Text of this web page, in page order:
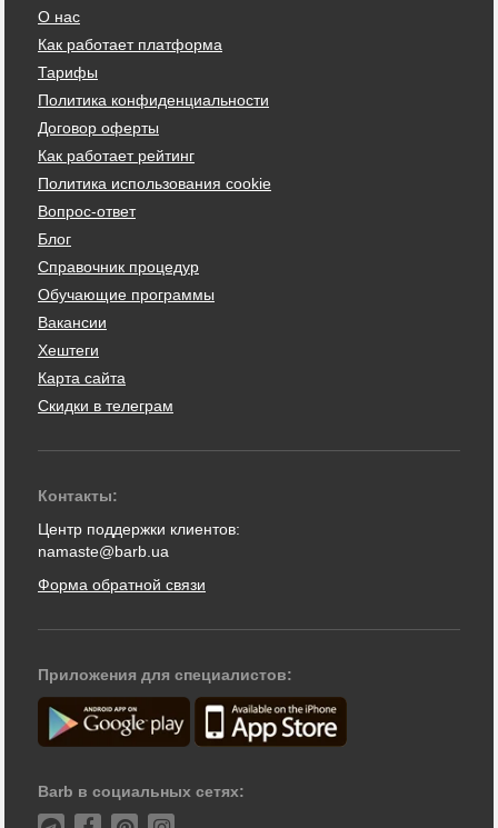
О нас
Как работает платформа
Тарифы
Политика конфиденциальности
Договор оферты
Как работает рейтинг
Политика использования cookie
Вопрос-ответ
Блог
Справочник процедур
Обучающие программы
Вакансии
Хештеги
Карта сайта
Скидки в телеграм
Контакты:
Центр поддержки клиентов:
namaste@barb.ua
Форма обратной связи
Приложения для специалистов:
Barb в социальных сетях: